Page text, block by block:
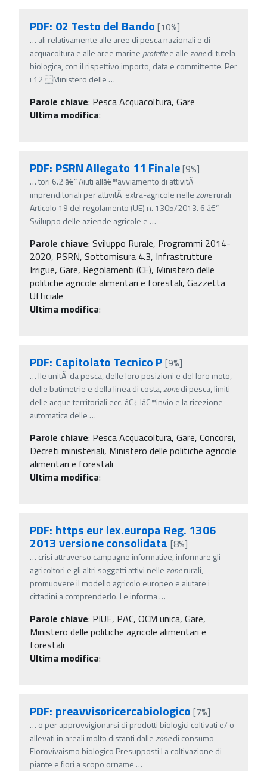
PDF: 02 Testo del Bando [10%]
… ali relativamente alle aree di pesca nazionali e di
acquacoltura e alle aree marine protettee allezonedi tutela
biologica, con il rispettivo importo, data e committente. Per
i 12 Ministero delle …
Parole chiave: Pesca Acquacoltura, Gare
Ultima modifica:
PDF: PSRN Allegato 11 Finale[9%]
…tori 6.2 â€“ Aiuti allâ€™avviamento di attivitÃ
imprenditoriali per attivitÃ extra-agricole nellezonerurali
Articolo 19 del regolamento (UE) n. 1305/2013. 6 â€“
Sviluppo delle aziende agricole e …
Parole chiave: Sviluppo Rurale, Programmi 2014-
2020, PSRN, Sottomisura 4.3, Infrastrutture
Irrigue, Gare, Regolamenti (CE), Ministero delle
politiche agricole alimentari e forestali, Gazzetta
Ufficiale
Ultima modifica:
PDF: Capitolato Tecnico P [9%]
… lle unitÃ da pesca, delle loro posizioni e del loro moto,
delle batimetrie e della linea di costa,zonedi pesca, limiti
delle acque territoriali ecc. â€¢ lâ€™invio e la ricezione
automatica delle …
Parole chiave: Pesca Acquacoltura, Gare, Concorsi,
Decreti ministeriali, Ministero delle politiche agricole
alimentari e forestali
Ultima modifica:
PDF: https eur lex.europa Reg. 1306
2013 versione consolidata [8%]
… crisi attraverso campagne informative, informare gli
agricoltori e gli altri soggetti attivi nellezonerurali,
promuovere il modello agricolo europeo e aiutare i
cittadini a comprenderlo. Le informa…
Parole chiave: PIUE, PAC, OCM unica, Gare,
Ministero delle politiche agricole alimentari e
forestali
Ultima modifica:
PDF: preavvisoricercabiologico [7%]
… o per approvvigionarsi di prodotti biologici coltivati e/ o
allevati in areali molto distanti dallezonedi consumo
Florovivaismo biologico Presupposti La coltivazione di
piante e fiori a scopo orname …